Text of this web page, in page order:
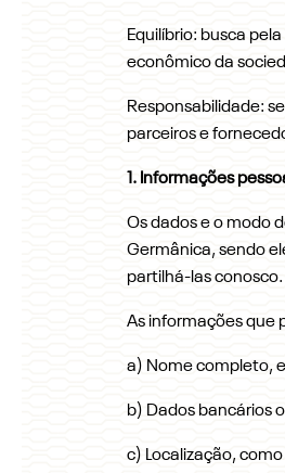
Equilíbrio: busca
econômico da
Responsabilidade:
parceiros e
1. Informações
Os dados e o modo
Germânica, sendo
partilhá-las conosco.
As informações que
a) Nome completo,
b) Dados bancários
c) Localização,